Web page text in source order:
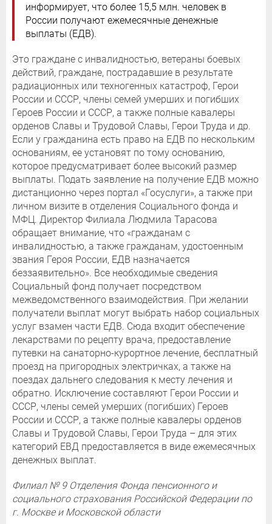
информирует, что более 15,5 млн. человек в
России получают ежемесячные денежные
выплаты (ЕДВ).
Это граждане с инвалидностью, ветераны боевых
действий, граждане, пострадавшие в результате
радиационных или техногенных катастроф, Герои
России и СССР, члены семей умерших и погибших
Героев России и СССР, а также полные кавалеры
орденов Славы и Трудовой Славы, Герои Труда и др.
Если у гражданина есть право на ЕДВ по нескольким
основаниям, ее установят по тому основанию,
которое предусматривает более высокий размер
выплаты. Подать заявление на получение ЕДВ можно
дистанционно через портал «Госуслуги», а также при
личном визите в отделения Социального фонда и
МФЦ. Директор Филиала Людмила Тарасова
обращает внимание, что «гражданам с
инвалидностью, а также гражданам, удостоенным
звания Героя России, ЕДВ назначается
беззаявительно». Все необходимые сведения
Социальный фонд получает посредством
межведомственного взаимодействия. При желании
получатели выплат могут выбрать набор социальных
услуг взамен части ЕДВ. Сюда входит обеспечение
лекарствами по рецепту врача, предоставление
путевки на санаторно-курортное лечение, бесплатный
проезд на пригородных электричках, а также на
поездах дальнего следования к месту лечения и
обратно. Исключение составляют Герои России и
СССР, члены семей умерших (погибших) Героев
России и СССР, а также полные кавалеры орденов
Славы и Трудовой Славы, Герои Труда – для этих
категорий ЕВД предоставляется в виде ежемесячных
денежных выплат.
Филиал № 9 Отделения Фонда пенсионного и
социального страхования Российской Федерации по
г. Москве и Московской области